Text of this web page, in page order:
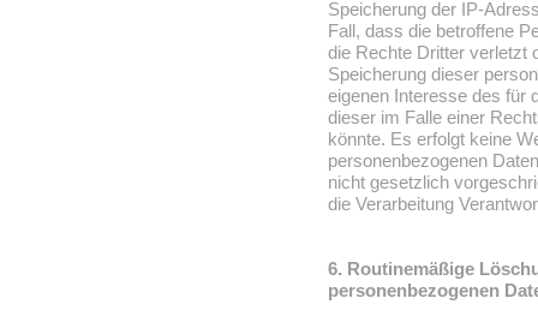
Speicherung der IP-
Fall, dass die betroffene
die Rechte Dritter verletzt
Speicherung dieser
eigenen Interesse des für
dieser im Falle einer
könnte. Es erfolgt keine
personenbezogenen
nicht gesetzlich
die Verarbeitung
6. Routinemäßige
personenbezogenen